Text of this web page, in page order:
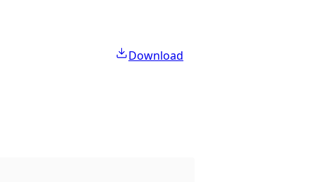
Download